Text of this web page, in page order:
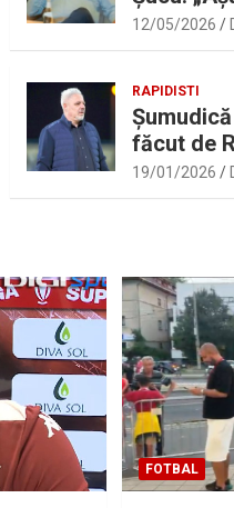
Sport.ro
12/05/2026
RAPIDISTI
făcut de
am
19/01/2026
FOTBAL